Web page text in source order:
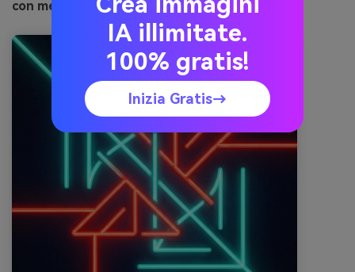
con media.io
IA illimitate.
100% gratis!
Inizia Gratis→